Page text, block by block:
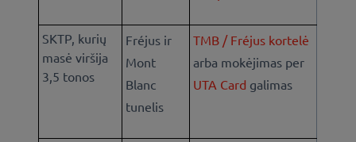
SKTP, kurių
masė viršija
3,5 tonos
Fréjus ir
Mont
Blanc
tunelis
TMB / Fréjus kortelė
arba mokėjimas per
UTA Card galimas